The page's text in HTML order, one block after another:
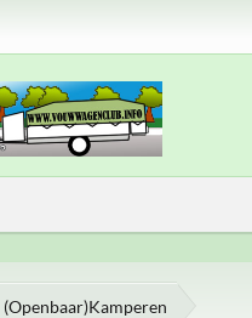
(Openbaar)Kamperen